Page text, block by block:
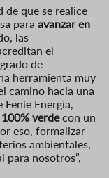
de que se realice
para avanzar en
las
el
de
herramienta muy
camino hacia una
Energía,
verdecon un
eso, formalizar
ambientales,
para nosotros”,